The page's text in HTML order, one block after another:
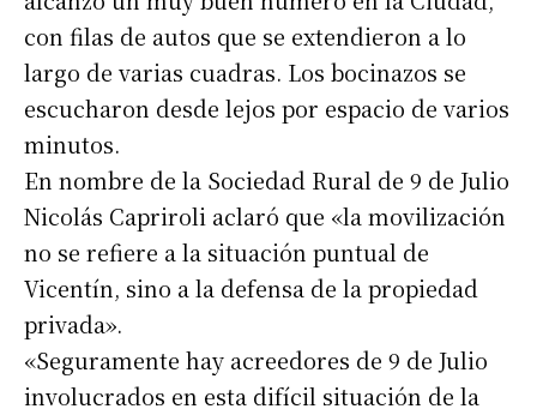
con filas de autos que se extendieron a lo
largo de varias cuadras. Los bocinazos se
escucharon desde lejos por espacio de varios
minutos.
En nombre de la Sociedad Rural de 9 de Julio
Nicolás Capriroli aclaró que «la movilización
no se refiere a la situación puntual de
Vicentín, sino a la defensa de la propiedad
privada».
«Seguramente hay acreedores de 9 de Julio
involucrados en esta difícil situación de la